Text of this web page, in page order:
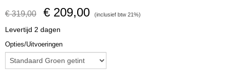
€ 319,00 € 209,00 (inclusief btw 21%)
Levertijd 2 dagen
Opties/Uitvoeringen